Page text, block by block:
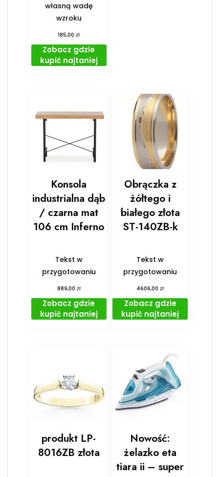
własną wadę
wzroku
185,00zł
Zobacz gdzie
kupić najtaniej
Konsola
industrialna dąb
/ czarna mat
106 cm Inferno
Tekst w
przygotowaniu
889,00 zł
Zobacz gdzie
kupić najtaniej
Obrączka z
żółtego i
białego złota
ST-140ZB-k
Tekst w
przygotowaniu
4606,00zł
Zobacz gdzie
kupić najtaniej
produkt LP-
8016ZB złota
Nowość:
żelazko eta
tiara ii – super